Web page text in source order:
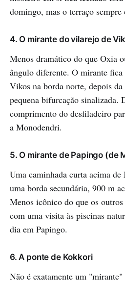
domingo, mas o terraço sempre
4. O mirante do vilarejo de
Menos dramático do que Oxia
ângulo diferente. O mirante
Vikos na borda norte, depois
pequena bifurcação sinalizada.
comprimento do desfiladeiro
a Monodendri.
5. O mirante de Papingo (de
Uma caminhada curta acima
uma borda secundária, 900 m
Menos icônico do que os
com uma visita às piscinas
dia em Papingo.
6. A ponte de Kokkori
Não é exatamente um